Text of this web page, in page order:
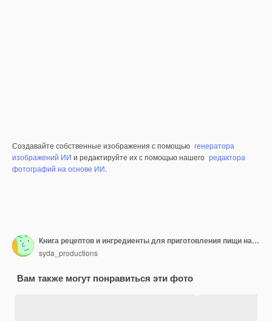
Создавайте собственные изображения с помощью генератора
изображений ИИ и редактируйте их с помощью нашего редактора
фотографий на основе ИИ.
Книга рецептов и ингредиенты для приготовления пищи на столе
syda_productions
Вам также могут понравиться эти фото